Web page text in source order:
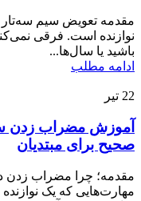
مقدمه تعویض سیم
نوازنده است. فرقی
باشید یا سال‌ها...
ادامه مطلب
22 تیر
آموزش مضراب زدن
صحیح برای مبتدیان
مقدمه؛ چرا مضراب زدن
مهارت‌هایی که یک